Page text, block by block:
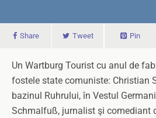
Share Tweet Pin
Un Wartburg Tourist cu anul de
fostele state comuniste: Christian
bazinul Ruhrului, în Vestul
Schmalfuß, jurnalist şi comediant